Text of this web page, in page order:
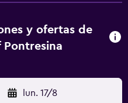
de pantalla plana de 60
están equipados con
especialmente
viaje de negocios se
y ofertas de
Pontresina
lun. 17/8